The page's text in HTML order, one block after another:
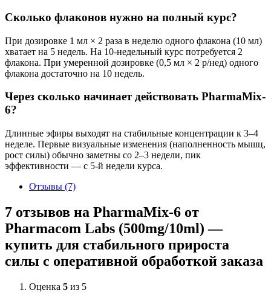
Сколько флаконов нужно на полный курс?
При дозировке 1 мл × 2 раза в неделю одного флакона (10 мл)
хватает на 5 недель. На 10-недельный курс потребуется 2
флакона. При умеренной дозировке (0,5 мл × 2 р/нед) одного
флакона достаточно на 10 недель.
Через сколько начинает действовать PharmaMix-
6?
Длинные эфиры выходят на стабильные концентрации к 3–4
неделе. Первые визуальные изменения (наполненность мышц,
рост силы) обычно заметны со 2–3 недели, пик
эффективности — с 5-й недели курса.
Отзывы (7)
7 отзывов на PharmaMix-6 от
Pharmacom Labs (500mg/10ml) —
купить для стабильного прироста
силы с оперативной обработкой заказа
Оценка 5 из 5